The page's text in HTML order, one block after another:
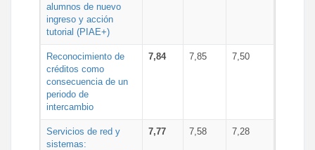
alumnos de nuevo
ingreso y acción
tutorial (PIAE+)
Reconocimiento de
créditos como
consecuencia de un
periodo de
intercambio
7,84 7,85 7,50
Servicios de red y
sistemas:
7,77 7,58 7,28